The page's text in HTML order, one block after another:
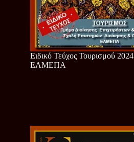
Ειδικό Τεύχος Τουρισμού 2024 |
ΕΛΜΕΠΑ